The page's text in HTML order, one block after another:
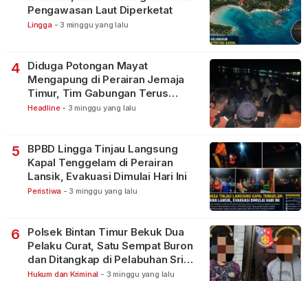
Pengawasan Laut Diperketat
Lingga - 3 minggu yang lalu
4
Diduga Potongan Mayat
Mengapung di Perairan Jemaja
Timur, Tim Gabungan Terus
Lakukan Pencarian
Headline - 3 minggu yang lalu
5
BPBD Lingga Tinjau Langsung
Kapal Tenggelam di Perairan
Lansik, Evakuasi Dimulai Hari Ini
Peristiwa - 3 minggu yang lalu
6
Polsek Bintan Timur Bekuk Dua
Pelaku Curat, Satu Sempat Buron
dan Ditangkap di Pelabuhan Sri
Bintan Pura
Hukum dan Kriminal - 3 minggu yang lalu